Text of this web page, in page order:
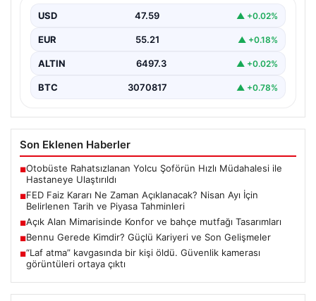
Altın, dolar, borsa ve kripto para yatırımcılarının
USD 47.59 ▲ +0.02%
EUR 55.21 ▲ +0.18%
ALTIN 6497.3 ▲ +0.02%
BTC 3070817 ▲ +0.78%
Son Eklenen Haberler
■Otobüste Rahatsızlanan Yolcu Şoförün Hızlı Müdahalesi ile
Hastaneye Ulaştırıldı
■FED Faiz Kararı Ne Zaman Açıklanacak? Nisan Ayı İçin
Belirlenen Tarih ve Piyasa Tahminleri
■Açık Alan Mimarisinde Konfor ve bahçe mutfağı Tasarımları
■Bennu Gerede Kimdir? Güçlü Kariyeri ve Son Gelişmeler
■“Laf atma” kavgasında bir kişi öldü. Güvenlik kamerası
görüntüleri ortaya çıktı